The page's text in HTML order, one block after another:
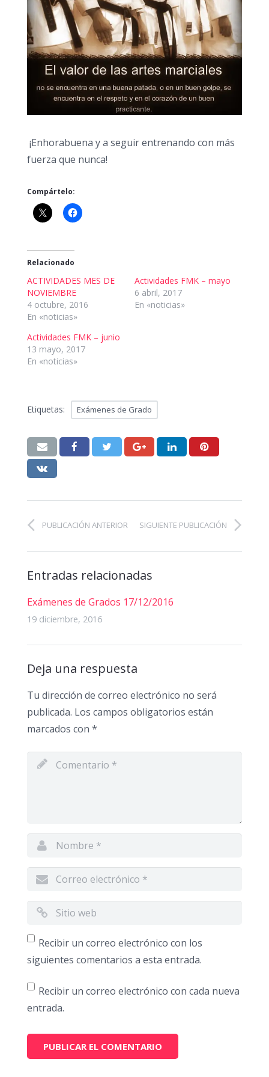
¡Enhorabuena y a seguir entrenando con más
fuerza que nunca!
Compártelo:
Relacionado
ACTIVIDADES MES DE
NOVIEMBRE
4 octubre, 2016
En «noticias»
Actividades FMK – mayo
6 abril, 2017
En «noticias»
Actividades FMK – junio
13 mayo, 2017
En «noticias»
Etiquetas: Exámenes de Grado
PUBLICACIÓN ANTERIOR SIGUIENTE PUBLICACIÓN
Entradas relacionadas
Exámenes de Grados 17/12/2016
19 diciembre, 2016
Deja una respuesta
Tu dirección de correo electrónico no será
publicada. Los campos obligatorios están
marcados con *
Recibir un correo electrónico con los
siguientes comentarios a esta entrada.
Recibir un correo electrónico con cada nueva
entrada.